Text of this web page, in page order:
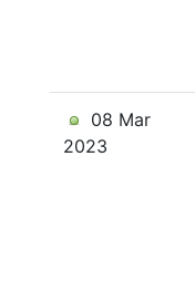
08 Mar
2023